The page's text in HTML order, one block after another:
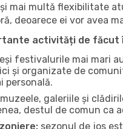
mai multă flexibilitate
deoarece ei vor avea
activități de făcut
festivalurile mai mari
și organizate de
personală.
muzeele, galeriile și
destul de comun ca
sezonul de jos